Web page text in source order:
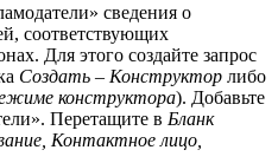
сведения о
соответствующих
Для этого создайте запрос
Создать – Конструктор либо
конструктора). Добавьте
Перетащите в Бланк
Контактное лицо,